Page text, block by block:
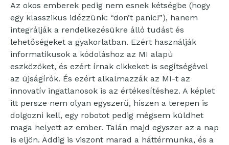
Az okos emberek pedig nem esnek kétségbe (hogy
egy klasszikus idézzünk: “don’t panic!”), hanem
integrálják a rendelkezésükre álló tudást és
lehetőségeket a gyakorlatban. Ezért használják
informatikusok a kódoláshoz az MI alapú
eszközöket, és ezért írnak cikkeket is segítségével
az újságírók. És ezért alkalmazzák az MI-t az
innovatív ingatlanosok is az értékesítéshez. A képlet
itt persze nem olyan egyszerű, hiszen a terepen is
dolgozni kell, egy robotot pedig mégsem küldhet
maga helyett az ember. Talán majd egyszer az a nap
is eljön. Addig is viszont marad a háttérmunka, és a